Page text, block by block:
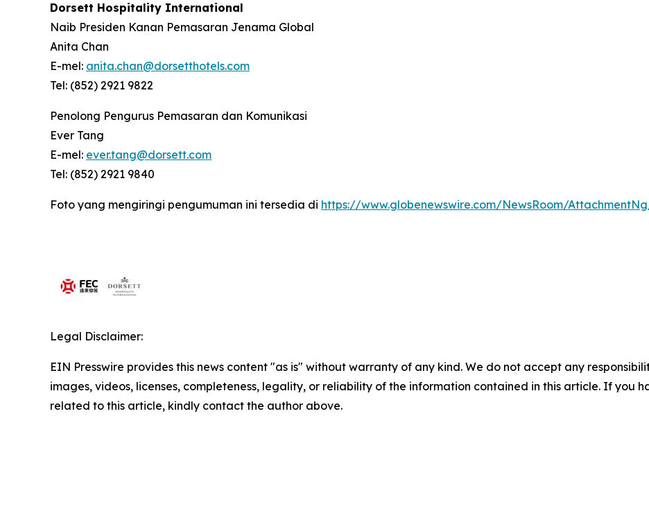
Dorsett Hospitality International
Naib Presiden Kanan Pemasaran Jenama Global
Anita Chan
E-mel: anita.chan@dorsetthotels.com
Tel: (852) 2921 9822
Penolong Pengurus Pemasaran dan Komunikasi
Ever Tang
E-mel: ever.tang@dorsett.com
Tel: (852) 2921 9840
Foto yang mengiringi pengumuman ini tersedia di https://www.globenewswire.com/NewsRoom/
Legal Disclaimer:
EIN Presswire provides this news content "as is" without warranty of any kind. We do not accept any
images, videos, licenses, completeness, legality, or reliability of the information contained in this article. If you
related to this article, kindly contact the author above.